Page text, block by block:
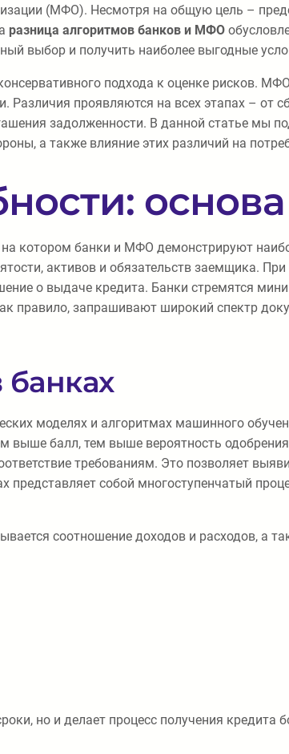
(МФО). Несмотря на общую цель –
разница алгоритмов банков и МФО
выбор и получить наиболее выгодные
подхода к оценке рисков.
проявляются на всех этапах – от
задолженности. В данной статье мы
а также влияние этих различий на
котором банки и МФО демонстрируют
активов и обязательств заемщика.
о выдаче кредита. Банки стремятся
правило, запрашивают широкий спектр
моделях и алгоритмах машинного
балл, тем выше вероятность
требованиям. Это позволяет
собой многоступенчатый
соотношение доходов и расходов, а
но и делает процесс получения